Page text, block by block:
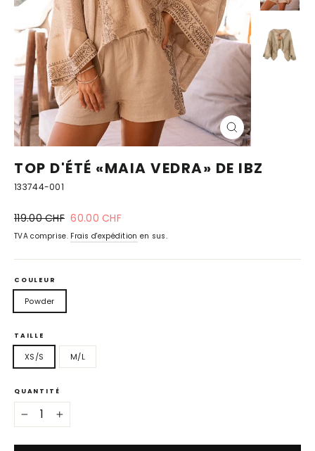
FERMER
(ESC)
TOP D'ÉTÉ «MAIA VEDRA» DE IBZ
133744-001
Prix
119.00 CHF prix
60.00 CHF
TVA comprise. Frais d'expédition en sus.
COULEUR
Powder
TAILLE
XS/S M/L
QUANTITÉ
+